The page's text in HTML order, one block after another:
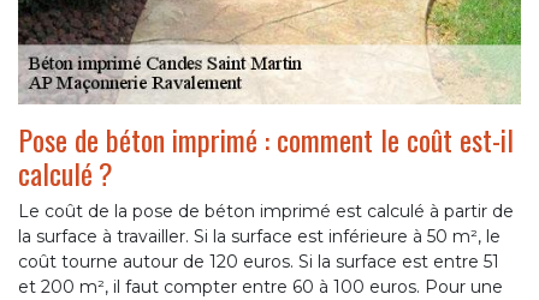
Pose de béton imprimé : comment le coût est-il
calculé ?
Le coût de la pose de béton imprimé est calculé à partir de
la surface à travailler. Si la surface est inférieure à 50 m², le
coût tourne autour de 120 euros. Si la surface est entre 51
et 200 m², il faut compter entre 60 à 100 euros. Pour une